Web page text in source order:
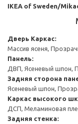
IKEA of Sweden/
Дверь Каркас:
Массив ясеня,
Панель:
ДВП, Ясеневый шпон,
Задняя сторона
Ясеневый шпон,
Каркас высокого
ДСП, Меламиновая
Задняя стенка: